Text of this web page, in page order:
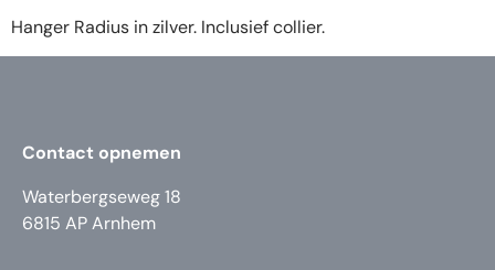
Hanger Radius in zilver. Inclusief collier.
Contact opnemen
Waterbergseweg 18
6815 AP Arnhem